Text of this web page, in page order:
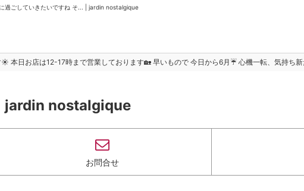
過ごしていきたいですね そ... | jardin nostalgique
本日お店は12-17時まで営業しております🏡 早いもので 今日から6月☔️ 心機一転、気持ち
jardin nostalgique
お問合せ